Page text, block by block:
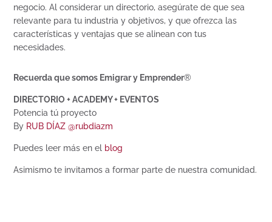
negocio. Al considerar un directorio, asegúrate de que sea
relevante para tu industria y objetivos, y que ofrezca las
características y ventajas que se alinean con tus
necesidades.
Recuerda que somos Emigrar y Emprender®
DIRECTORIO + ACADEMY + EVENTOS
Potencia tú proyecto
By RUB DÍAZ @rubdiazm
Puedes leer más en el blog
Asimismo te invitamos a formar parte de nuestra comunidad.